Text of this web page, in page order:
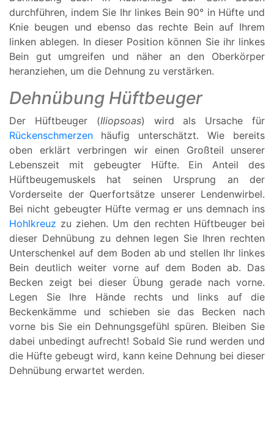
durchführen, indem Sie Ihr linkes Bein 90° in Hüfte und
Knie beugen und ebenso das rechte Bein auf Ihrem
linken ablegen. In dieser Position können Sie ihr linkes
Bein gut umgreifen und näher an den Oberkörper
heranziehen, um die Dehnung zu verstärken.
Dehnübung Hüftbeuger
Der Hüftbeuger (Iliopsoas) wird als Ursache für
Rückenschmerzen
häufig unterschätzt. Wie bereits
oben erklärt verbringen wir einen Großteil unserer
Lebenszeit mit gebeugter Hüfte. Ein Anteil des
Hüftbeugemuskels hat seinen Ursprung an der
Vorderseite der Querfortsätze unserer Lendenwirbel.
Bei nicht gebeugter Hüfte vermag er uns demnach ins
Hohlkreuz zu ziehen. Um den rechten Hüftbeuger bei
dieser Dehnübung zu dehnen legen Sie Ihren rechten
Unterschenkel auf dem Boden ab und stellen Ihr linkes
Bein deutlich weiter vorne auf dem Boden ab. Das
Becken zeigt bei dieser Übung gerade nach vorne.
Legen Sie Ihre Hände rechts und links auf die
Beckenkämme und schieben sie das Becken nach
vorne bis Sie ein Dehnungsgefühl spüren. Bleiben Sie
dabei unbedingt aufrecht! Sobald Sie rund werden und
die Hüfte gebeugt wird, kann keine Dehnung bei dieser
Dehnübung erwartet werden.